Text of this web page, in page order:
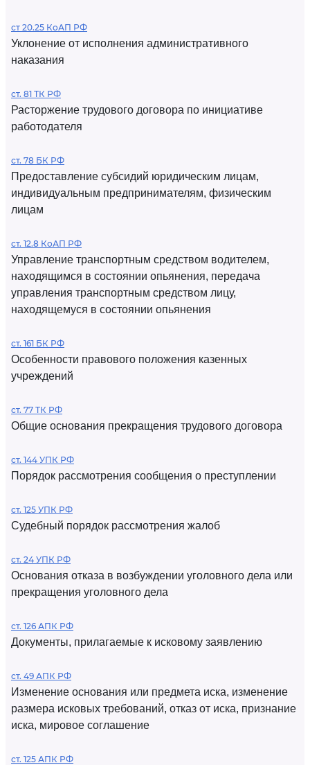
ст 20.25 КоАП РФ
Уклонение от исполнения административного
наказания
ст. 81 ТК РФ
Расторжение трудового договора по инициативе
работодателя
ст. 78 БК РФ
Предоставление субсидий юридическим лицам,
индивидуальным предпринимателям, физическим
лицам
ст. 12.8 КоАП РФ
Управление транспортным средством водителем,
находящимся в состоянии опьянения, передача
управления транспортным средством лицу,
находящемуся в состоянии опьянения
ст. 161 БК РФ
Особенности правового положения казенных
учреждений
ст. 77 ТК РФ
Общие основания прекращения трудового договора
ст. 144 УПК РФ
Порядок рассмотрения сообщения о преступлении
ст. 125 УПК РФ
Судебный порядок рассмотрения жалоб
ст. 24 УПК РФ
Основания отказа в возбуждении уголовного дела или
прекращения уголовного дела
ст. 126 АПК РФ
Документы, прилагаемые к исковому заявлению
ст. 49 АПК РФ
Изменение основания или предмета иска, изменение
размера исковых требований, отказ от иска, признание
иска, мировое соглашение
ст. 125 АПК РФ